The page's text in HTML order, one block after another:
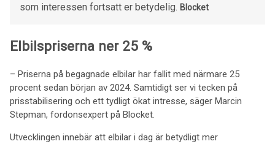
som interessen fortsatt er betydelig. Blocket
Elbilspriserna ner 25 %
– Priserna på begagnade elbilar har fallit med närmare 25
procent sedan början av 2024. Samtidigt ser vi tecken på
prisstabilisering och ett tydligt ökat intresse, säger Marcin
Stepman, fordonsexpert på Blocket.
Utvecklingen innebär att elbilar i dag är betydligt mer